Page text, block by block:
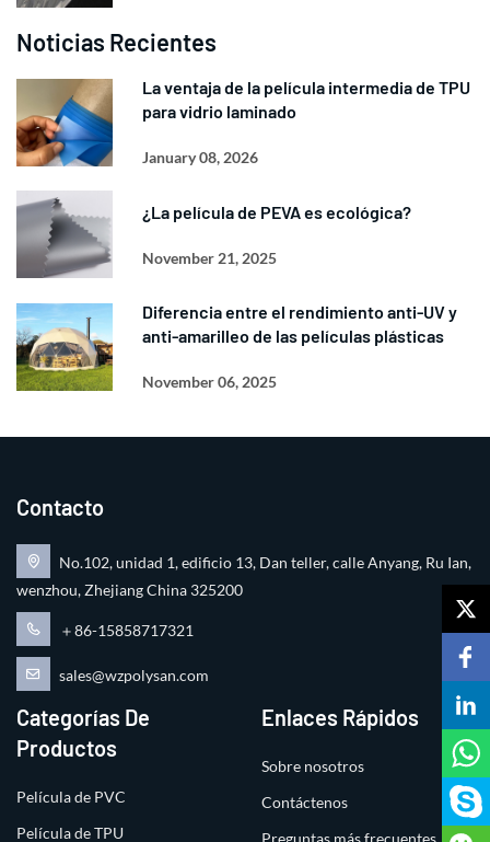
Noticias Recientes
La ventaja de la película intermedia de TPU
para vidrio laminado
January 08, 2026
¿La película de PEVA es ecológica?
November 21, 2025
Diferencia entre el rendimiento anti-UV y
anti-amarilleo de las películas plásticas
November 06, 2025
Contacto
No.102, unidad 1, edificio 13, Dan teller, calle Anyang, Ru Ian,
wenzhou, Zhejiang China 325200
＋86-15858717321
sales@wzpolysan.com
Categorías De
Productos
Película de PVC
Película de TPU
Enlaces Rápidos
Sobre nosotros
Contáctenos